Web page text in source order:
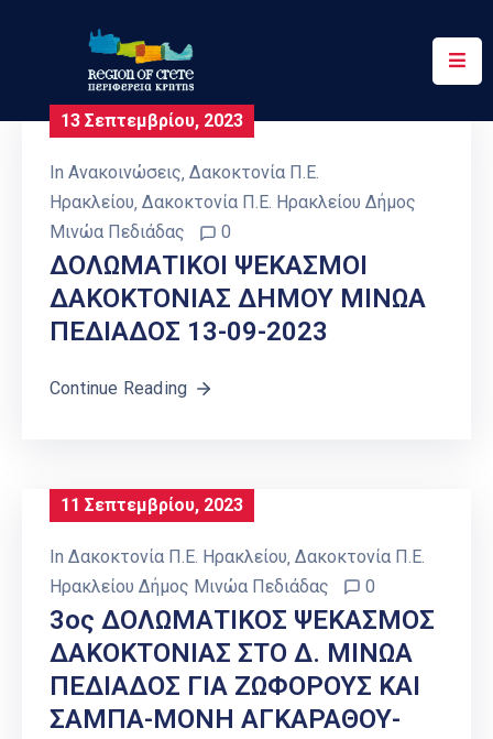
Περιφέρεια
Έργα
Ψηφιακές
Υπηρεσίες
13 Σεπτεμβρίου, 2023
In Ανακοινώσεις‚ Δακοκτονία Π.Ε.
Ηρακλείου‚ Δακοκτονία Π.Ε. Ηρακλείου Δήμος
Μινώα Πεδιάδας
0
ΔΟΛΩΜΑΤΙΚΟΙ ΨΕΚΑΣΜΟΙ
ΔΑΚΟΚΤΟΝΙΑΣ ΔΗΜΟΥ ΜΙΝΩΑ
ΠΕΔΙΑΔΟΣ 13-09-2023
Continue Reading
11 Σεπτεμβρίου, 2023
In Δακοκτονία Π.Ε. Ηρακλείου Δακοκτονία Π.Ε.
Ηρακλείου Δήμος Μινώα Πεδιάδας
0
3ος ΔΟΛΩΜΑΤΙΚΟΣ ΨΕΚΑΣΜΟΣ
ΔΑΚΟΚΤΟΝΙΑΣ ΣΤΟ Δ. ΜΙΝΩΑ
ΠΕΔΙΑΔΟΣ ΓΙΑ ΖΩΦΟΡΟΥΣ ΚΑΙ
ΣΑΜΠΑ-ΜΟΝΗ ΑΓΚΑΡΑΘΟΥ-